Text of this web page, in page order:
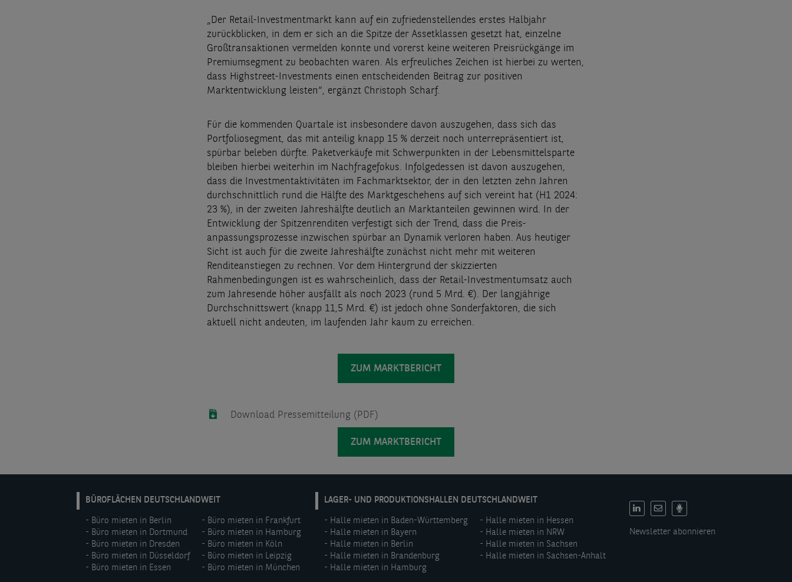
„Der Retail-Investmentmarkt kann auf ein zufriedenstellendes erstes Halbjahr
zurückblicken, in dem er sich an die Spitze der Assetklassen gesetzt hat, einzelne
Großtransaktionen vermelden konnte und vorerst keine weiteren Preisrückgänge im
Premiumsegment zu beobachten waren. Als erfreuliches Zeichen ist hierbei zu werten,
dass Highstreet-Investments einen entscheidenden Beitrag zur positiven
Marktentwicklung leisten“, ergänzt Christoph Scharf.
Für die kommenden Quartale ist insbesondere davon auszugehen, dass sich das
Portfoliosegment, das mit anteilig knapp 15 % derzeit noch unterrepräsentiert ist,
spürbar beleben dürfte. Paketverkäufe mit Schwerpunkten in der Lebensmittelsparte
bleiben hierbei weiterhin im Nachfragefokus. Infolgedessen ist davon auszugehen,
dass die Investmentaktivitäten im Fachmarktsektor, der in den letzten zehn Jahren
durchschnittlich rund die Hälfte des Marktgeschehens auf sich vereint hat (H1 2024:
23 %), in der zweiten Jahreshälfte deutlich an Marktanteilen gewinnen wird. In der
Entwicklung der Spitzenrenditen verfestigt sich der Trend, dass die Preis-
anpassungsprozesse inzwischen spürbar an Dynamik verloren haben. Aus heutiger
Sicht ist auch für die zweite Jahreshälfte zunächst nicht mehr mit weiteren
Renditeanstiegen zu rechnen. Vor dem Hintergrund der skizzierten
Rahmenbedingungen ist es wahrscheinlich, dass der Retail-Investmentumsatz auch
zum Jahresende höher ausfällt als noch 2023 (rund 5 Mrd. €). Der langjährige
Durchschnittswert (knapp 11,5 Mrd. €) ist jedoch ohne Sonderfaktoren, die sich
aktuell nicht andeuten, im laufenden Jahr kaum zu erreichen.
ZUM MARKTBERICHT
Download Pressemitteilung (PDF)
ZUM MARKTBERICHT
DE:
Footer
menu
(left)
BÜROFLÄCHEN DEUTSCHLANDWEIT
Büro mieten in Berlin
Büro mieten in Dortmund
Büro mieten in Dresden
Büro mieten in Düsseldorf
Büro mieten in Essen
Büro mieten in Frankfurt
Büro mieten in Hamburg
Büro mieten in Köln
Büro mieten in Leipzig
Büro mieten in München
DE:
Footer
menu
(middle)
LAGER- UND PRODUKTIONSHALLEN DEUTSCHLANDWEIT
Halle mieten in Baden-Württemberg
Halle mieten in Bayern
Halle mieten in Berlin
Halle mieten in Brandenburg
Halle mieten in Hamburg
Halle mieten in Hessen
Halle mieten in NRW
Halle mieten in Sachsen
Halle mieten in Sachsen-Anhalt
DE:
links
Newsletter abonnieren